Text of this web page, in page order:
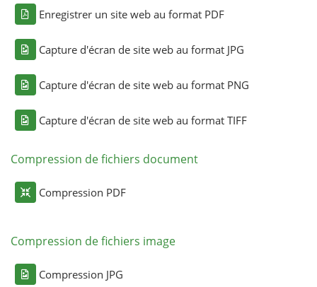
Enregistrer un site web au format PDF
Capture d'écran de site web au format JPG
Capture d'écran de site web au format PNG
Capture d'écran de site web au format TIFF
Compression de fichiers document
Compression PDF
Compression de fichiers image
Compression JPG